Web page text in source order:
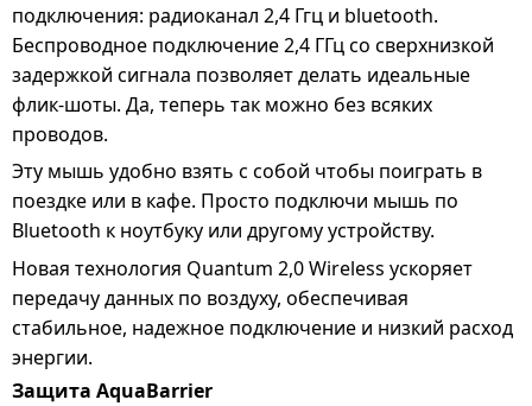
подключения: радиоканал 2,4 Ггц и bluetooth.
Беспроводное подключение 2,4 ГГц со сверхнизкой
задержкой сигнала позволяет делать идеальные
флик-шоты. Да, теперь так можно без всяких
проводов.
Эту мышь удобно взять с собой чтобы поиграть в
поездке или в кафе. Просто подключи мышь по
Bluetooth к ноутбуку или другому устройству.
Новая технология Quantum 2,0 Wireless ускоряет
передачу данных по воздуху, обеспечивая
стабильное, надежное подключение и низкий расход
энергии.
Защита AquaBarrier